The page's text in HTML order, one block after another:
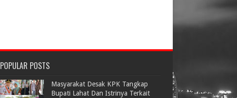
POPULAR POSTS
Masyarakat Desak KPK Tangkap
Bupati Lahat Dan Istrinya Terkait